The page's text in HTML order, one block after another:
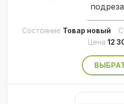
Состояние Товар новый
Цена 12